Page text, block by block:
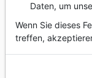
Startseite
Erwachsene
Devenir une
Devenir
Daten, um
Wenn Sie dieses
treffen,